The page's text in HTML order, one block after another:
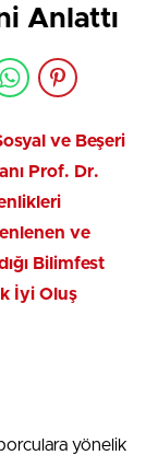
Anlattı
ve Beşeri
Prof. Dr.
ve
Bilimfest
İyi Oluş
yönelik